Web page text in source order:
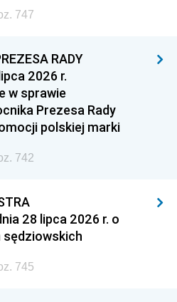
747
RADY
2026 r.
w sprawie
Prezesa Rady
polskiej marki
742
28 lipca 2026 r. o
745